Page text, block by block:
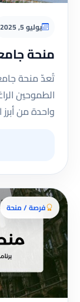
يوليو 5, 2025
منحة
تُعدّ منحة
الطموحين
واحدة من
فرصة / منحة